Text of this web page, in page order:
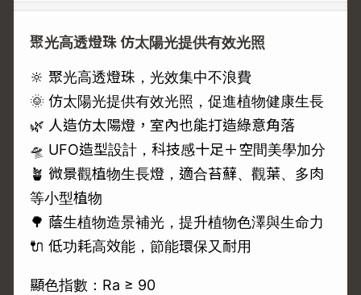
聚光高透燈珠 仿太陽光提供有效光照
🔆 聚光高透燈珠，光效集中不浪費
🌞 仿太陽光提供有效光照，促進植物健康生長
🌿 人造仿太陽燈，室內也能打造綠意角落
🛸 UFO造型設計，科技感十足＋空間美學加分
🪴 微景觀植物生長燈，適合苔蘚、觀葉、多肉
等小型植物
🌳 蔭生植物造景補光，提升植物色澤與生命力
🔌 低功耗高效能，節能環保又耐用
顯色指數：Ra ≥ 90